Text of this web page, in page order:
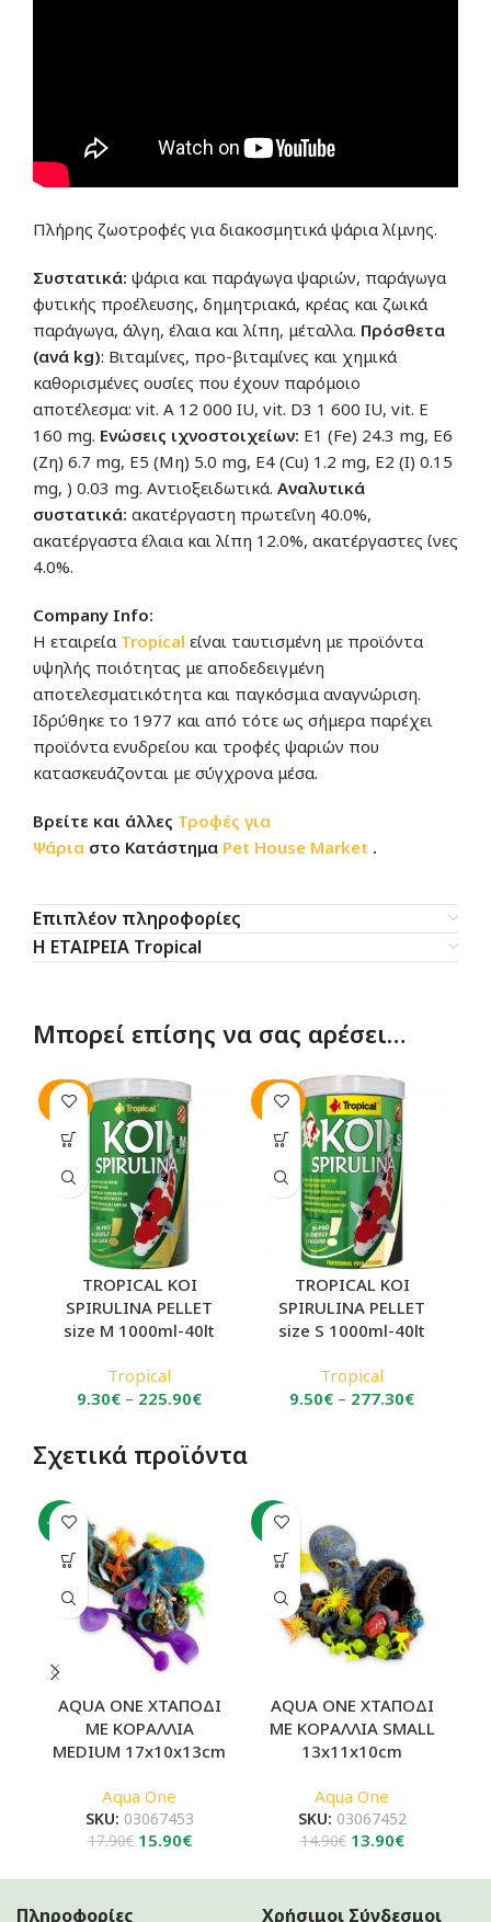
Πλήρης ζωοτροφές για διακοσμητικά ψάρια λίμνης.
Συστατικά: ψάρια και παράγωγα ψαριών, παράγωγα
φυτικής προέλευσης, δημητριακά, κρέας και ζωικά
παράγωγα, άλγη, έλαια και λίπη, μέταλλα. Πρόσθετα
(ανά kg): Βιταμίνες, προ-βιταμίνες και χημικά
καθορισμένες ουσίες που έχουν παρόμοιο
αποτέλεσμα: vit. Α 12 000 IU, vit. D3 1 600 IU, vit. Ε
160 mg. Ενώσεις ιχνοστοιχείων: Ε1 (Fe) 24.3 mg, Ε6
(Ζη) 6.7 mg, Ε5 (Μη) 5.0 mg, Ε4 (Cu) 1.2 mg, Ε2 (Ι) 0.15
mg, ) 0.03 mg. Αντιοξειδωτικά. Αναλυτικά
συστατικά: ακατέργαστη πρωτεΐνη 40.0%,
ακατέργαστα έλαια και λίπη 12.0%, ακατέργαστες ίνες
4.0%.
Company Info:
Η εταιρεία Tropical είναι ταυτισμένη με προϊόντα
υψηλής ποιότητας με αποδεδειγμένη
αποτελεσματικότητα και παγκόσμια αναγνώριση.
Ιδρύθηκε το 1977 και από τότε ως σήμερα παρέχει
προϊόντα ενυδρείου και τροφές ψαριών που
κατασκευάζονται με σύγχρονα μέσα.
Βρείτε και άλλες Τροφές για
Ψάρια στο Κατάστημα Pet House Market .
Επιπλέον πληροφορίες
Η ΕΤΑΙΡΕΙΑ Tropical
Μπορεί επίσης να σας αρέσει…
SOLD
OUT
TROPICAL KOI
SPIRULINA PELLET
size M 1000ml-40lt
Tropical
9.30€ – 225.90€Price
9.30€
through
SOLD
OUT
TROPICAL KOI
SPIRULINA PELLET
size S 1000ml-40lt
Tropical
9.50€ – 277.30€Price
Σχετικά προϊόντα
-11%
AQUA ONE ΧΤΑΠΟΔΙ
ΜΕ ΚΟΡΑΛΛΙΑ
MEDIUM 17x10x13cm
Aqua One
SKU: 03067453
17.90€ Original
was:
15.90€Η
τιμή
-7%
AQUA ONE ΧΤΑΠΟΔΙ
ΜΕ ΚΟΡΑΛΛΙΑ SMALL
13x11x10cm
Aqua One
SKU: 03067452
14.90€ Original
was:
14.90€.
13.90€Η
τιμή
είναι:
Πληροφορίες
Χρήσιμοι Σύνδεσμοι